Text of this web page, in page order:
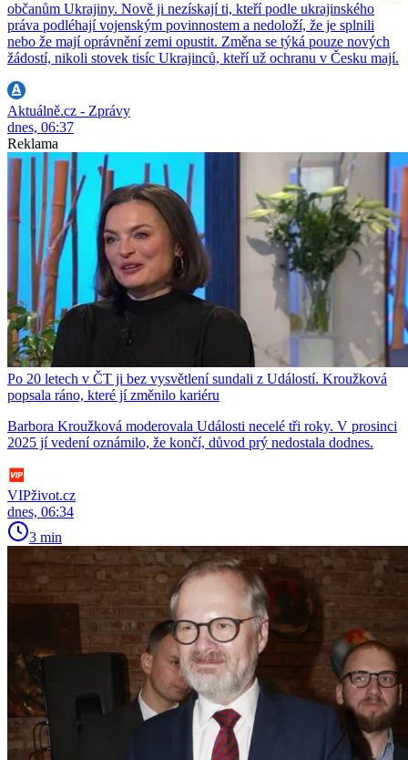
občanům Ukrajiny. Nově ji nezískají ti, kteří podle ukrajinského
práva podléhají vojenským povinnostem a nedoloží, že je splnili
nebo že mají oprávnění zemi opustit. Změna se týká pouze nových
žádostí, nikoli stovek tisíc Ukrajinců, kteří už ochranu v Česku mají.
Aktuálně.cz - Zprávy
dnes, 06:37
Reklama
Po 20 letech v ČT ji bez vysvětlení sundali z Událostí. Kroužková
popsala ráno, které jí změnilo kariéru
Barbora Kroužková moderovala Události necelé tři roky. V prosinci
2025 jí vedení oznámilo, že končí, důvod prý nedostala dodnes.
VIPživot.cz
dnes, 06:34
3 min